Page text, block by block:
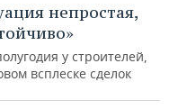
непростая,
у строителей,
всплеске сделок